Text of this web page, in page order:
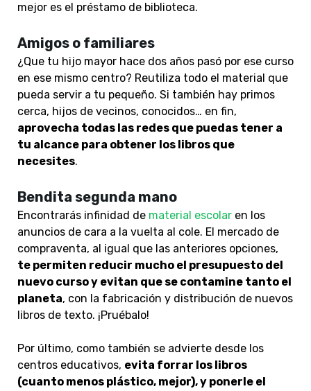
mejor es el préstamo de biblioteca.
Amigos o familiares
¿Que tu hijo mayor hace dos años pasó por ese curso
en ese mismo centro? Reutiliza todo el material que
pueda servir a tu pequeño. Si también hay primos
cerca, hijos de vecinos, conocidos… en fin,
aprovecha todas las redes que puedas tener a
tu alcance para obtener los libros que
necesites.
Bendita segunda mano
Encontrarás infinidad de material escolar en los
anuncios de cara a la vuelta al cole. El mercado de
compraventa, al igual que las anteriores opciones,
te permiten reducir mucho el presupuesto del
nuevo curso y evitan que se contamine tanto el
planeta, con la fabricación y distribución de nuevos
libros de texto. ¡Pruébalo!
Por último, como también se advierte desde los
centros educativos, evita forrar los libros
(cuanto menos plástico, mejor), y ponerle el